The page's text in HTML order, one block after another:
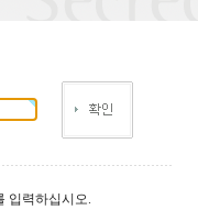
입력하십시오.